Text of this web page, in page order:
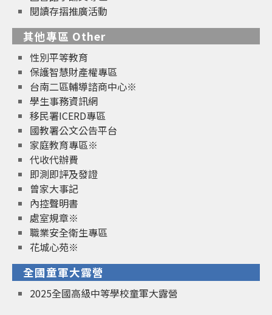
閱讀存摺推廣活動
其他專區 Other
性別平等教育
保護智慧財產權專區
台南二區輔導諮商中心※
學生事務資訊網
移民署ICERD專區
國教署公文公告平台
家庭教育專區※
代收代辦費
即測即評及發證
曾家大事記
內控聲明書
處室規章※
職業安全衛生專區
花城心苑※
全國童軍大露營
2025全國高級中等學校童軍大露營